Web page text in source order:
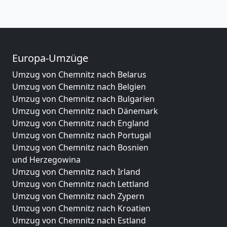
Europa-Umzüge
Umzug von Chemnitz nach Belarus
Umzug von Chemnitz nach Belgien
Umzug von Chemnitz nach Bulgarien
Umzug von Chemnitz nach Dänemark
Umzug von Chemnitz nach England
Umzug von Chemnitz nach Portugal
Umzug von Chemnitz nach Bosnien
und Herzegowina
Umzug von Chemnitz nach Irland
Umzug von Chemnitz nach Lettland
Umzug von Chemnitz nach Zypern
Umzug von Chemnitz nach Kroatien
Umzug von Chemnitz nach Estland